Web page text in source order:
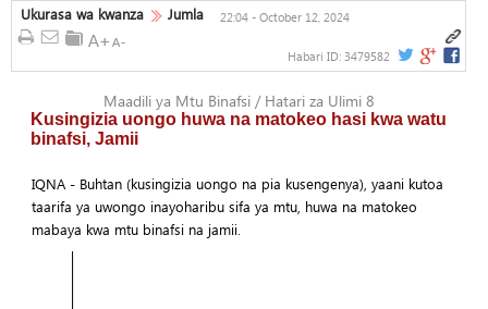
Ukurasa wa kwanza
Jumla 22:04 - October 12, 2024
Habari ID: 3479582
Maadili ya Mtu Binafsi / Hatari za Ulimi 8
Kusingizia uongo huwa na matokeo hasi kwa watu
binafsi, Jamii
IQNA - Buhtan (kusingizia uongo na pia kusengenya), yaani kutoa
taarifa ya uwongo inayoharibu sifa ya mtu, huwa na matokeo
mabaya kwa mtu binafsi na jamii.